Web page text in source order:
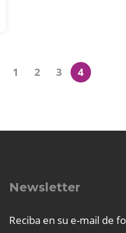
1 2 3 4
Newsletter
Reciba en su e-mail de